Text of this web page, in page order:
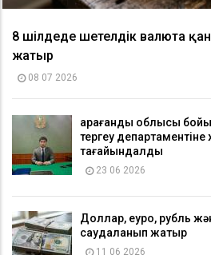
8 шілдеде шетелдік валюта
жатыр
08 07 2026
Қарағанды облысы
тергеу
тағайындалды
23 06 2026
Доллар, еуро, рубль
саудаланып жатыр
11 06 2026